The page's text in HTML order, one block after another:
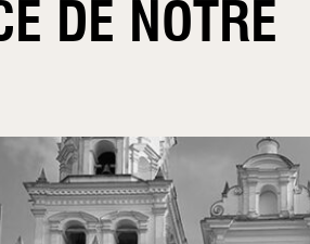
DE NOTRE